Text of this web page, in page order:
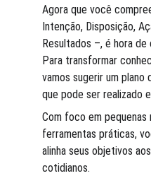
Agora que você
Intenção, Disposição,
Resultados –, é hora
Para transformar
vamos sugerir um
que pode ser realizado
Com foco em pequenas
ferramentas práticas,
alinha seus objetivos
cotidianos.